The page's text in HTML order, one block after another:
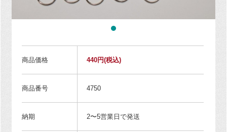
商品価格 440円(税込)
商品番号 4750
納期 2〜5営業日で発送